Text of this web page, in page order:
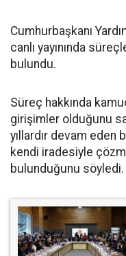
Cumhurbaşkanı
canlı yayınında
bulundu.
Süreç hakkında
girişimler olduğunu
yıllardır devam eden
kendi iradesiyle
bulunduğunu söyledi.